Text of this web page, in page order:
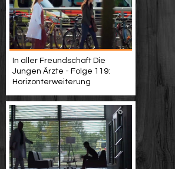
In aller Freundschaft Die
Jungen Ärzte - Folge 119:
Horizonterweiterung